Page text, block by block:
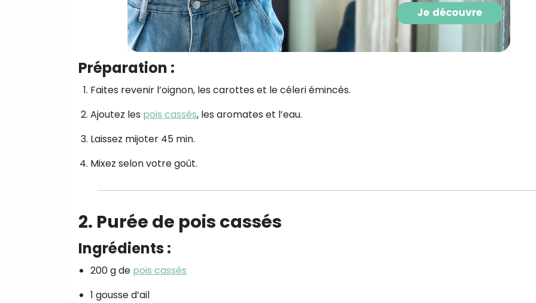
Préparation :
Faites revenir l’oignon, les carottes et le céleri émincés.
Ajoutez les pois cassés, les aromates et l’eau.
Laissez mijoter 45 min.
Mixez selon votre goût.
2. Purée de pois cassés
Ingrédients :
200 g de pois cassés
1 gousse d’ail